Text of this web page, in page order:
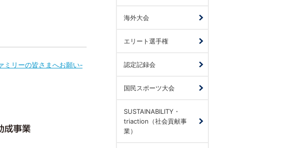
ミリーの皆さまへお願い-
海外大会
エリート選手権
認定記録会
国民スポーツ大会
SUSTAINABILITY・
triaction（社会貢献事
業）